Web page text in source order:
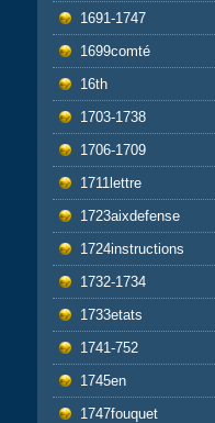
1691-1747
1699comté
16th
1703-1738
1706-1709
1711lettre
1723aixdefense
1724instructions
1732-1734
1733etats
1741-752
1745en
1747fouquet